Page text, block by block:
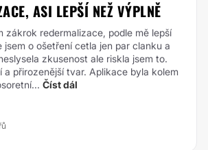
ASI LEPŠÍ NEŽ VÝPLNĚ
zákrok redermalizace, podle mě lepší
jsem o ošetření cetla jen par clanku a
zkusenost ale riskla jsem to.
a přirozenější tvar. Aplikace byla kolem
Číst dál